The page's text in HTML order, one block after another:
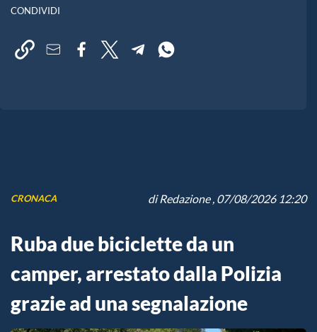
CONDIVIDI
CRONACA diRedazione, 07/08/2026 12:20
Ruba due biciclette da un
camper, arrestato dalla Polizia
grazie ad una segnalazione